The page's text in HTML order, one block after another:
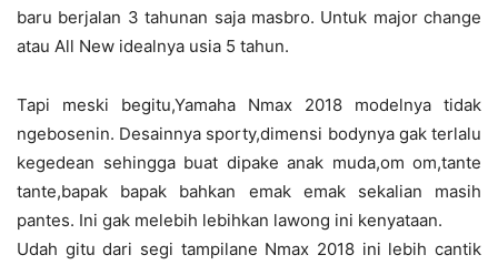
baru berjalan 3 tahunan saja masbro. Untuk major change
atau All New idealnya usia 5 tahun.
Tapi meski begitu,Yamaha Nmax 2018 modelnya tidak
ngebosenin. Desainnya sporty,dimensi bodynya gak terlalu
kegedean sehingga buat dipake anak muda,om om,tante
tante,bapak bapak bahkan emak emak sekalian masih
pantes. Ini gak melebih lebihkan lawong ini kenyataan.
Udah gitu dari segi tampilane Nmax 2018 ini lebih cantik